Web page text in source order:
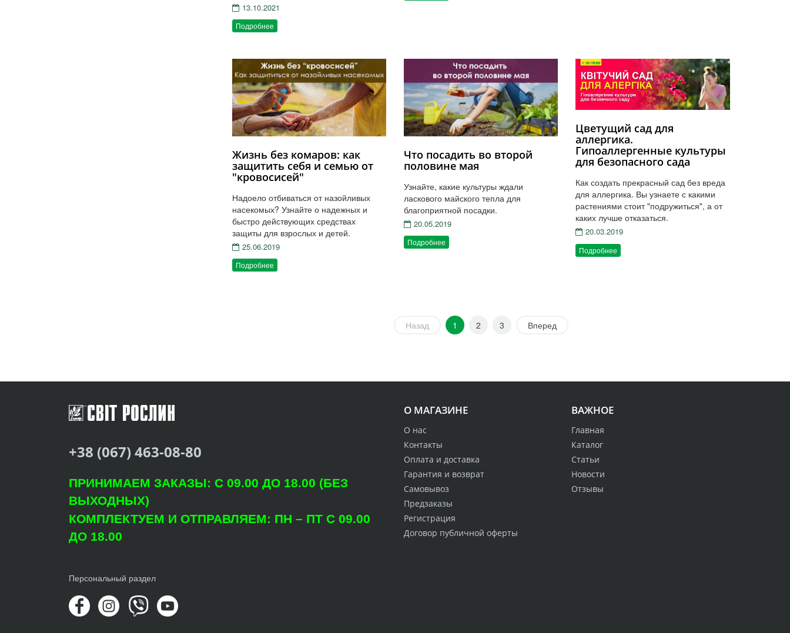
13.10.2021
Подробнее
Жизнь без комаров: как
защитить себя и семью от
"кровосисей"
Надоело отбиваться от назойливых
насекомых? Узнайте о надежных и
быстро действующих средствах
защиты для взрослых и детей.
25.06.2019
Подробнее
Что посадить во второй
половине мая
Узнайте, какие культуры ждали
ласкового майского тепла для
благоприятной посадки.
20.05.2019
Подробнее
Цветущий сад для
аллергика.
Гипоаллергенные культуры
для безопасного сада
Как создать прекрасный сад без вреда
для аллергика. Вы узнаете с какими
растениями стоит "подружиться", а от
каких лучше отказаться.
20.03.2019
Подробнее
Назад 1 2 3 Вперед
О МАГАЗИНЕ
О нас
Контакты
Оплата и доставка
Гарантия и возврат
Самовывоз
Предзаказы
Регистрация
Договор публичной оферты
ВАЖНОЕ
Главная
Каталог
Статьи
Новости
Отзывы
+38 (067) 463-08-80
ПРИНИМАЕМ ЗАКАЗЫ: С 09.00 ДО 18.00 (БЕЗ
ВЫХОДНЫХ)
КОМПЛЕКТУЕМ И ОТПРАВЛЯЕМ: ПН – ПТ С 09.00
ДО 18.00
Персональный раздел